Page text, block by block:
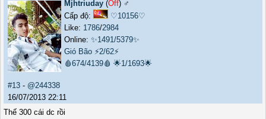
Mjhtriuday (Off) ♂️
Cấp độ:
♡10156♡
Like: 1786/2984
Online: ✨1491/5379✨
Gió Bão ⚡2/62⚡
🩸674/4139🩸 🌟1/1693🌟
#13 - @244338
16/07/2013 22:11
Thế 300 cái dc rồi